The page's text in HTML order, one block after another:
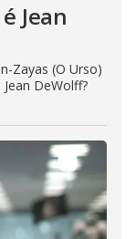
Jean
Zayas (O Urso)
DeWolff?